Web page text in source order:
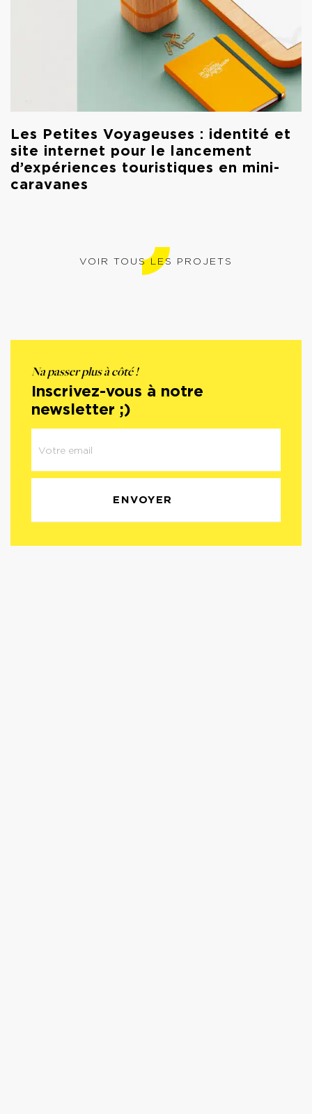
Les Petites Voyageuses : identité et
site internet pour le lancement
d’expériences touristiques en mini-
caravanes
VOIR TOUS LES PROJETS
Na passer plus à côté !
Inscrivez-vous à notre
newsletter ;)
ENVOYER